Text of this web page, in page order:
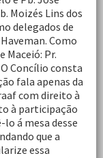
Moizés Lins dos
delegados de
Como
Maceió: Pr.
Concílio consta
fala apenas da
com direito à
à participação
á mesa desse
que a
essa